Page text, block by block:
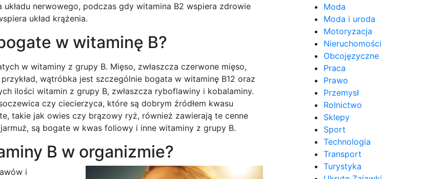
nerwowego, podczas gdy witamina B2 wspiera zdrowie
układ krążenia.
w witaminę B?
w witaminy z grupy B. Mięso, zwłaszcza czerwone mięso,
wątróbka jest szczególnie bogata w witaminę B12 oraz
ilości witamin z grupy B, zwłaszcza ryboflawiny i kobalaminy.
czy ciecierzyca, które są dobrym źródłem kwasu
takie jak owies czy brązowy ryż, również zawierają te cenne
są bogate w kwas foliowy i inne witaminy z grupy B.
B w organizmie?
i
Moda
Moda i uroda
Motoryzacja
Nieruchomości
Obcojęzyczne
Praca
Prawo
Przemysł
Rolnictwo
Sklepy
Sport
Technologia
Transport
Turystyka